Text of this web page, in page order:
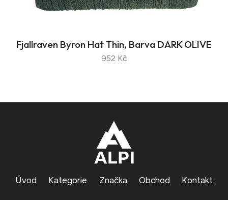
Fjallraven Byron Hat Thin, Barva DARK OLIVE
952 Kč
Úvod Kategorie Značka Obchod Kontakt